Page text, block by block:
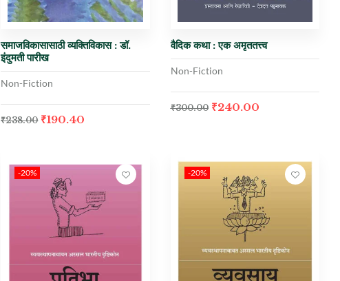
समाजविकासासाठी व्यक्तिविकास : डॉ.
इंदुमती पारीख
Non-Fiction
₹238.00 ₹190.40
वैदिक कथा : एक अमृततत्त्व
Non-Fiction
₹300.00 ₹240.00
-20% -20%